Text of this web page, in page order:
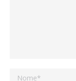
Nome *